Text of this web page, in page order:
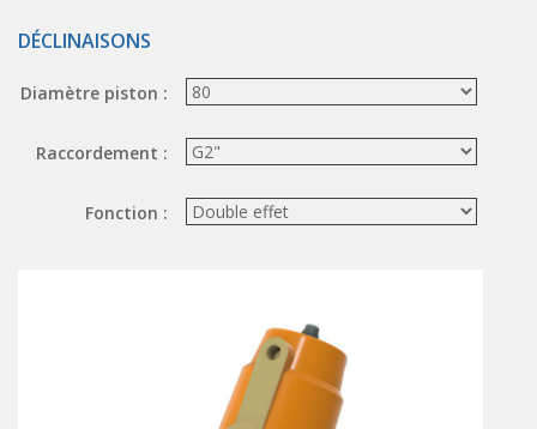
Vannes à jet pulsé
Couteaux pneumatiques
DÉCLINAISONS
Diamètre piston :
Raccordement :
Fonction :